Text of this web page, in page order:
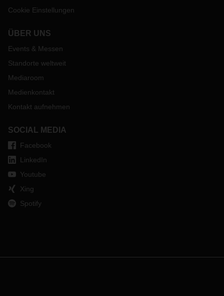
Cookie Einstellungen
ÜBER UNS
Events & Messen
Standorte weltweit
Mediaroom
Medienkontakt
Kontakt aufnehmen
SOCIAL MEDIA
Facebook
LinkedIn
Youtube
Xing
Spotify